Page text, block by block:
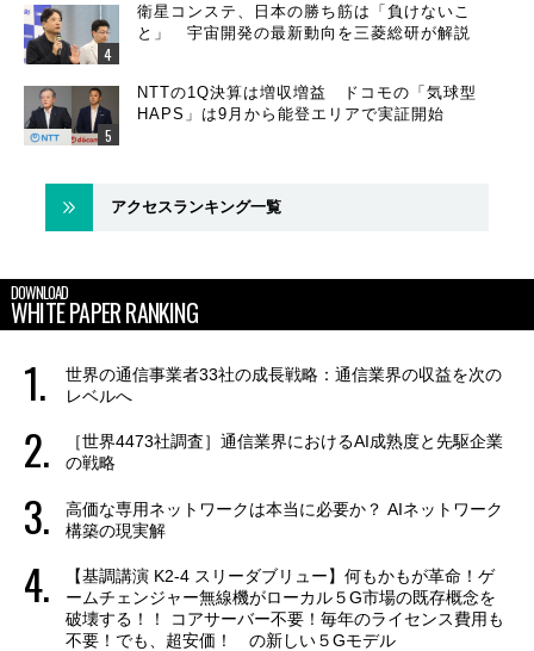
衛星コンステ、日本の勝ち筋は「負けないこ
と」 宇宙開発の最新動向を三菱総研が解説
NTTの1Q決算は増収増益 ドコモの「気球型
HAPS」は9月から能登エリアで実証開始
アクセスランキング一覧
DOWNLOAD
WHITE PAPER RANKING
世界の通信事業者33社の成長戦略：通信業界の収益を次の
レベルへ
［世界4473社調査］通信業界におけるAI成熟度と先駆企業
の戦略
高価な専用ネットワークは本当に必要か？ AIネットワーク
構築の現実解
【基調講演 K2-4 スリーダブリュー】何もかもが革命！ゲ
ームチェンジャー無線機がローカル５G市場の既存概念を
破壊する！！ コアサーバー不要！毎年のライセンス費用も
不要！でも、超安価！ の新しい５Gモデル